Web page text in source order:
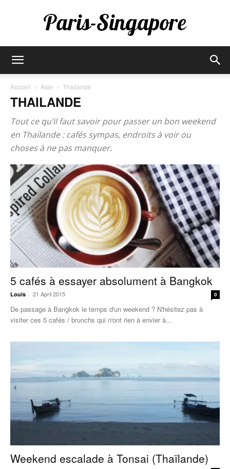
Accueil Asie Thailande
THAILANDE
Tout ce qu’il faut savoir pour passer un bon weekend
en Thailande : cafés sympas, endroits à voir ou
choses à ne pas manquer.
5 cafés à essayer absolument à Bangkok
Louis - 21 April 2015 0
De passage à Bangkok le temps d'un weekend ? N'hésitez pas à
visiter ces 5 cafés / brunchs qui n'ont rien à envier à...
Weekend escalade à Tonsai (Thaïlande)